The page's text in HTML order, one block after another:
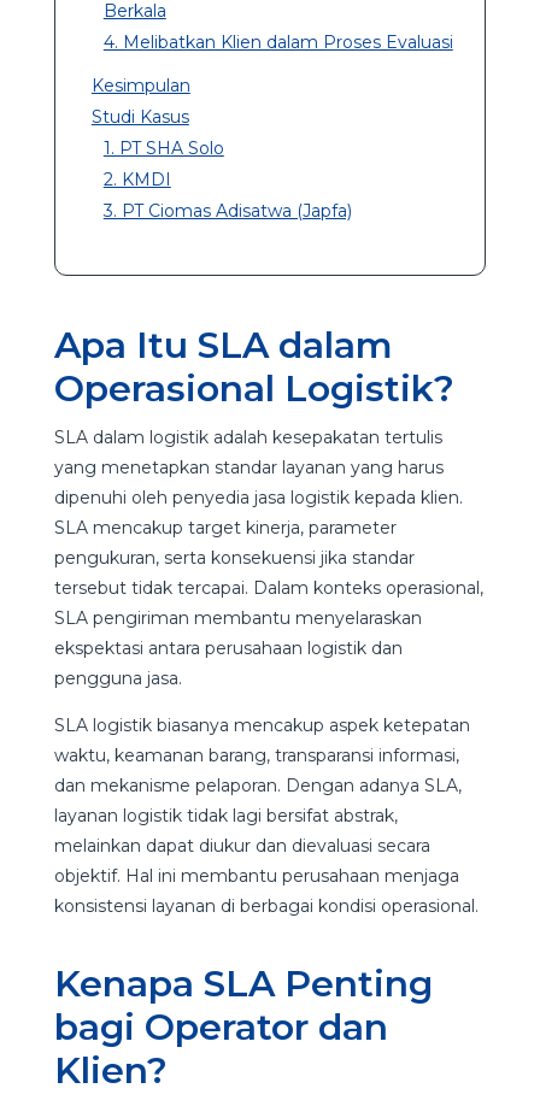
Berkala
4. Melibatkan Klien dalam Proses Evaluasi
Kesimpulan
Studi Kasus
1. PT SHA Solo
2. KMDI
3. PT Ciomas Adisatwa (Japfa)
Apa Itu SLA dalam
Operasional Logistik?
SLA dalam logistik adalah kesepakatan tertulis
yang menetapkan standar layanan yang harus
dipenuhi oleh penyedia jasa logistik kepada klien.
SLA mencakup target kinerja, parameter
pengukuran, serta konsekuensi jika standar
tersebut tidak tercapai. Dalam konteks operasional,
SLA pengiriman membantu menyelaraskan
ekspektasi antara perusahaan logistik dan
pengguna jasa.
SLA logistik biasanya mencakup aspek ketepatan
waktu, keamanan barang, transparansi informasi,
dan mekanisme pelaporan. Dengan adanya SLA,
layanan logistik tidak lagi bersifat abstrak,
melainkan dapat diukur dan dievaluasi secara
objektif. Hal ini membantu perusahaan menjaga
konsistensi layanan di berbagai kondisi operasional.
Kenapa SLA Penting
bagi Operator dan
Klien?